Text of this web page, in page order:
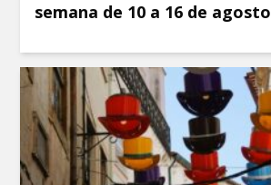
semana de 10 a 16 de agosto